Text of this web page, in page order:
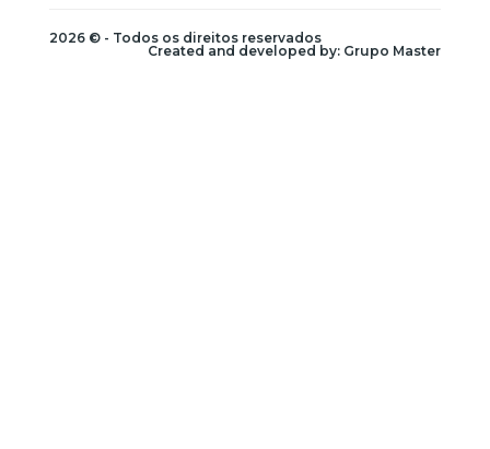
2026 © - Todos os direitos reservados
Created and developed by: Grupo Master